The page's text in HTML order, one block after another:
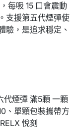
每吸 15 口會震動
支援第五代煙彈使
驗，是追求穩定、
代煙彈 滿5顆 一顆
、單顆包裝攜帶方
悅刻